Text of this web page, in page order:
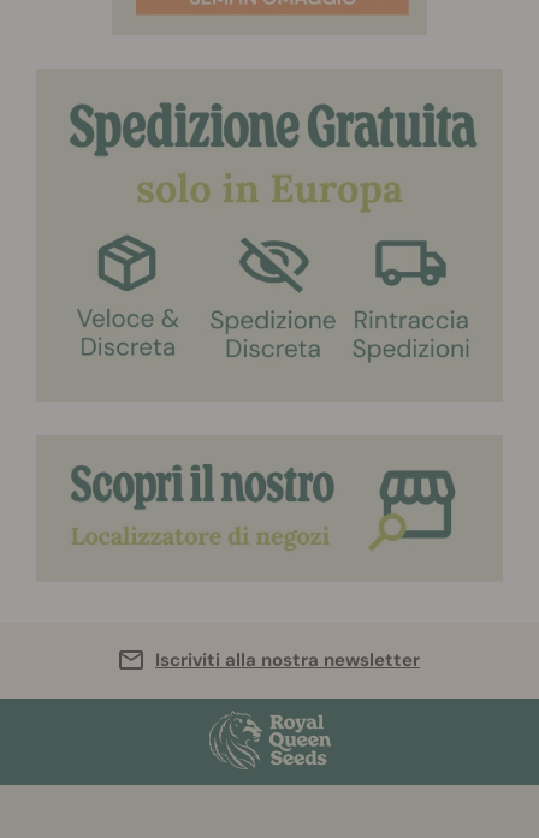
Iscriviti alla nostra newsletter